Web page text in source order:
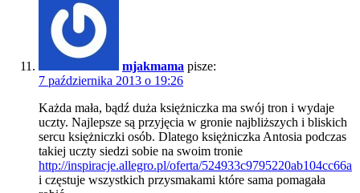
mjakmama pisze:
7 października 2013 o 19:26
Każda mała, bądź duża księżniczka ma swój tron i wydaje
uczty. Najlepsze są przyjęcia w gronie najbliższych i bliskich
sercu księżniczki osób. Dlatego księżniczka Antosia podczas
takiej uczty siedzi sobie na swoim tronie
http://inspiracje.allegro.pl/oferta/524933c9795220ab104cc66a
i częstuje wszystkich przysmakami które sama pomagała